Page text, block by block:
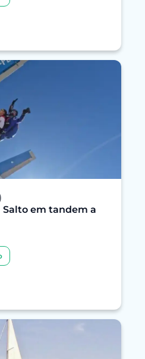
em tandem a